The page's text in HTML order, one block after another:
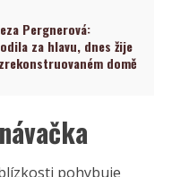
Pergnerová:
za hlavu, dnes žije
domě
pohybuje